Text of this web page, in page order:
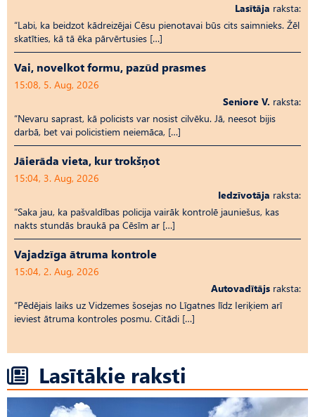
Lasītāja raksta:
“Labi, ka beidzot kādreizējai Cēsu pienotavai būs cits saimnieks. Žēl
skatīties, kā tā ēka pārvērtusies […]
Vai, novelkot formu, pazūd prasmes
15:08, 5. Aug, 2026
Seniore V. raksta:
“Nevaru saprast, kā policists var nosist cilvēku. Jā, neesot bijis
darbā, bet vai policistiem neiemāca, […]
Jāierāda vieta, kur trokšņot
15:04, 3. Aug, 2026
Iedzīvotāja raksta:
“Saka jau, ka pašvaldības policija vairāk kontrolē jauniešus, kas
nakts stundās braukā pa Cēsīm ar […]
Vajadzīga ātruma kontrole
15:04, 2. Aug, 2026
Autovadītājs raksta:
“Pēdējais laiks uz Vid­ze­mes šosejas no Līgatnes līdz Ieriķiem arī
ieviest ātruma kontroles posmu. Citādi […]
Lasītākie raksti